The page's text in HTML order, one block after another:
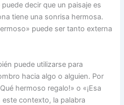
decir que un paisaje es
tiene una sonrisa hermosa.
puede ser tanto externa
puede utilizarse para
hacia algo o alguien. Por
hermoso regalo!» o «¡Esa
este contexto, la palabra